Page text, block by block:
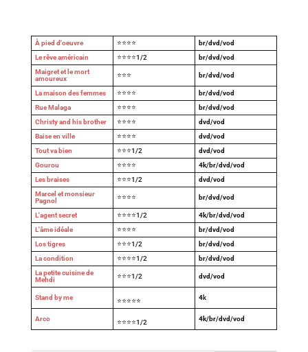
À pied d'oeuvre ⭐⭐⭐⭐
br/dvd/vod
Le rêve américain
⭐⭐⭐⭐1/2
br/dvd/vod
Maigret et le mort
amoureux
⭐⭐⭐ br/dvd/vod
La maison des femmes ⭐⭐⭐⭐
br/dvd/vod
Rue Malaga
⭐⭐⭐⭐
br/dvd/vod
Christy and his brother
⭐⭐⭐⭐
dvd/vod
Baise en ville
⭐⭐⭐⭐
dvd/vod
Tout va bien
⭐⭐⭐1/2
dvd/vod
Gourou
⭐⭐⭐⭐
4k/br/dvd/vod
Les braises
⭐⭐⭐1/2
dvd/vod
Marcel et monsieur
Pagnol
⭐⭐⭐⭐ br/dvd/vod
L'agent secret ⭐⭐⭐⭐1/2
4k/br/dvd/vod
L'âme idéale
⭐⭐⭐⭐
br/dvd/vod
Los tigres
⭐⭐⭐1/2
br/dvd/vod
La condition
⭐⭐⭐⭐1/2
br/dvd/vod
La petite cuisine de
Mehdi
⭐⭐⭐1/2 dvd/vod
Stand by me ⭐⭐⭐⭐⭐ 4k
Arco ⭐⭐⭐⭐1/2 4k/br/dvd/vod